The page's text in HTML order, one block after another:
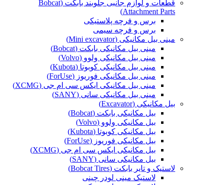
قطعات و لوازم جانبی جلوبند بابکت (Bobcat
Attachment Parts)
برس و فرچه پلاستیکی
برس و فرچه سیمی
مینی بیل مکانیکی (Mini excavator)
مینی بیل مکانیکی بابکت (Bobcat)
مینی بیل مکانیکی ولوو (Volvo)
مینی بیل مکانیکی کوبوتا (Kubota)
مینی بیل مکانیکی فوریوز (ForUse)
مینی بیل مکانیکی ایکس سی ام جی (XCMG)
مینی بیل مکانیکی سانی (SANY)
بیل مکانیکی (Excavator)
بیل مکانیکی بابکت (Bobcat)
بیل مکانیکی ولوو (Volvo)
بیل مکانیکی کوبوتا (Kubota)
بیل مکانیکی فوریوز (ForUse)
بیل مکانیکی ایکس سی ام جی (XCMG)
بیل مکانیکی سانی (SANY)
لاستیک و تایر بابکت (Bobcat Tires)
لاستیک مینی لودر چینی